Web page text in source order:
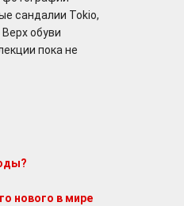
сандалии Tokio,
обуви
пока не
нового в мире